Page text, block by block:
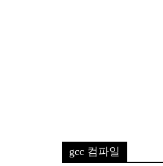
gcc 컴파일